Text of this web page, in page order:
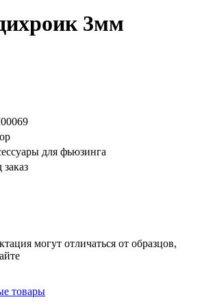
3мм
для фьюзинга
могут отличаться от образцов,
товары